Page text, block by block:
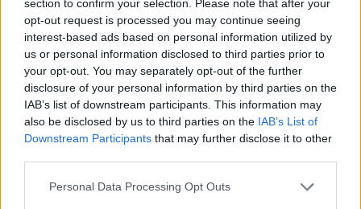
section to confirm your selection. Please note that after your
opt-out request is processed you may continue seeing
interest-based ads based on personal information utilized by
us or personal information disclosed to third parties prior to
your opt-out. You may separately opt-out of the further
disclosure of your personal information by third parties on the
IAB’s list of downstream participants. This information may
also be disclosed by us to third parties on the IAB’s List of
Downstream Participants that may further disclose it to other
Personal Data Processing Opt Outs